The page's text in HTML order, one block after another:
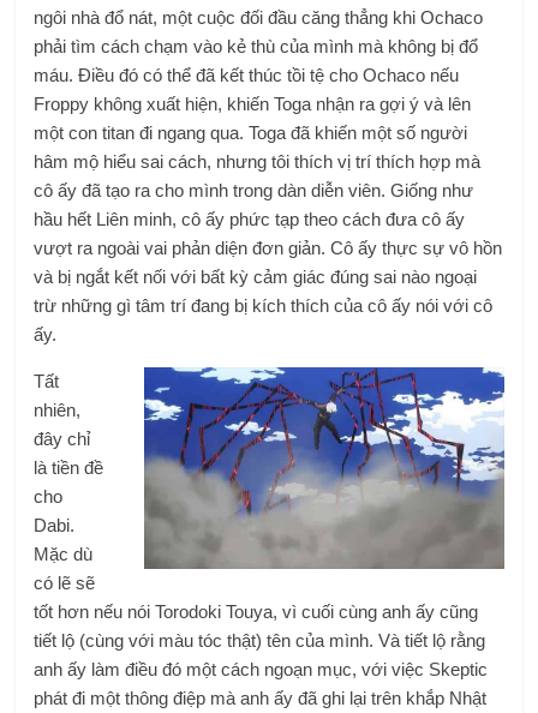
ngôi nhà đổ nát, một cuộc đối đầu căng thẳng khi Ochaco
phải tìm cách chạm vào kẻ thù của mình mà không bị đổ
máu. Điều đó có thể đã kết thúc tồi tệ cho Ochaco nếu
Froppy không xuất hiện, khiến Toga nhận ra gợi ý và lên
một con titan đi ngang qua. Toga đã khiến một số người
hâm mộ hiểu sai cách, nhưng tôi thích vị trí thích hợp mà
cô ấy đã tạo ra cho mình trong dàn diễn viên. Giống như
hầu hết Liên minh, cô ấy phức tạp theo cách đưa cô ấy
vượt ra ngoài vai phản diện đơn giản. Cô ấy thực sự vô hồn
và bị ngắt kết nối với bất kỳ cảm giác đúng sai nào ngoại
trừ những gì tâm trí đang bị kích thích của cô ấy nói với cô
ấy.
Tất
nhiên,
đây chỉ
là tiền đề
cho
Dabi.
Mặc dù
có lẽ sẽ
tốt hơn nếu nói Torodoki Touya, vì cuối cùng anh ấy cũng
tiết lộ (cùng với màu tóc thật) tên của mình. Và tiết lộ rằng
anh ấy làm điều đó một cách ngoạn mục, với việc Skeptic
phát đi một thông điệp mà anh ấy đã ghi lại trên khắp Nhật